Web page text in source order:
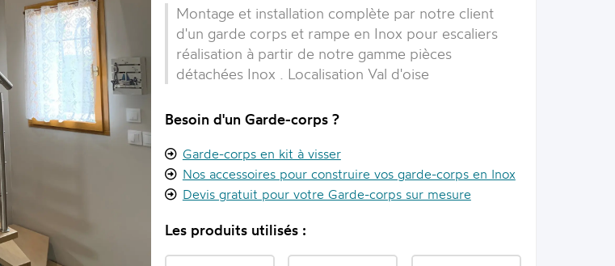
Montage et installation complète par notre client
d'un garde corps et rampe en Inox pour escaliers
réalisation à partir de notre gamme pièces
détachées Inox . Localisation Val d'oise
Besoin d'un Garde-corps ?
Garde-corps en kit à visser
Nos accessoires pour construire vos garde-corps en Inox
Devis gratuit pour votre Garde-corps sur mesure
Les produits utilisés :